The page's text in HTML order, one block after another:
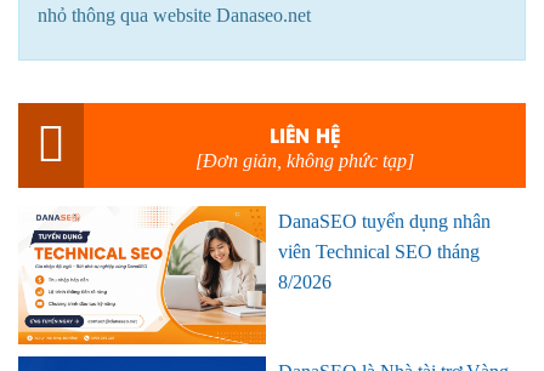
nhỏ thông qua website Danaseo.net
LIÊN HỆ
[Đơn giản, không phức tạp]
DanaSEO tuyển dụng nhân
viên Technical SEO tháng
8/2026